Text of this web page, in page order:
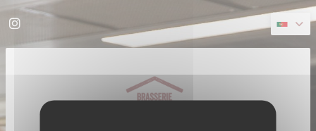
Painel de Gerenciamento de Cookies
Instagram ((abre numa nova janela))